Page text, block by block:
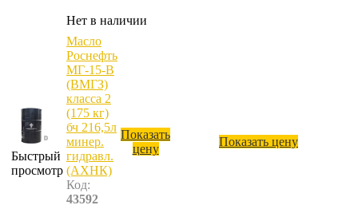
Нет в наличии
Быстрый
просмотр
Масло
Роснефть
МГ-15-В
(ВМГЗ)
класса 2
(175 кг)
бч 216,5л
минер.
гидравл.
(АХНК)
Код:
43592
Показать
цену
Показать цену